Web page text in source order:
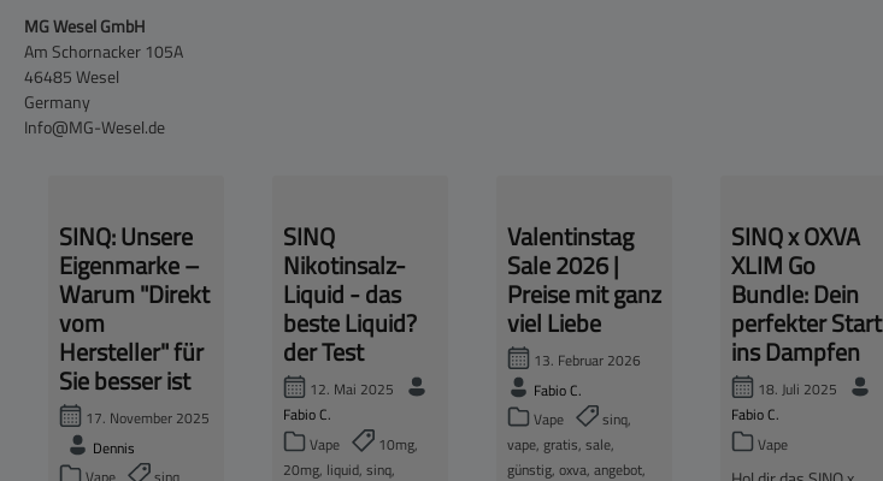
MG Wesel GmbH
Am Schornacker 105A
46485 Wesel
Germany
Info@MG-Wesel.de
SINQ: Unsere
Eigenmarke –
Warum "Direkt
vom
Hersteller" für
Sie besser ist
17. November 2025
Dennis
SINQ
Nikotinsalz-
Liquid - das
beste Liquid?
der Test
12. Mai 2025
Fabio C.
Vape
10mg,
20mg, liquid, sinq,
Valentinstag
Sale 2026 |
Preise mit ganz
viel Liebe
13. Februar 2026
Fabio C.
Vape
sinq,
vape, gratis, sale,
günstig, oxva, angebot,
SINQ x OXVA
XLIM Go
Bundle: Dein
perfekter Start
ins Dampfen
18. Juli 2025
Fabio C.
Vape